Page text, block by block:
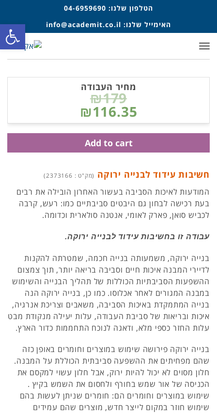
הטלפון שלנו: 04-6959690
האימייל שלנו: info@academit.co.il
תפריט
חשיבות עידוד לבנייה ירוקה (מק"ט : 2373166)
המודעות לאיכות הסביבה בעשור האחרון הובילה את רבים
בעת רכישה לבחון גם היבטים סביבתיים כמו: רעש, קרבה
לכביש סואן, פארק לאומי, אנטנה סולארית וכדומה.
עבודה זו בחשיבות עידוד לבנייה ירוקה.
בנייה ירוקה, משמעותה בנייה חכמה, שמטרתה להקנות
לדיירי המבנה איכות חיים וסביבה בריאה יותר, תוך צמצום
ההשפעות הסביבתיות הכוללות של תהליך הבנייה והשימוש
במבנה המגורים לאחר אכלוסו. כמו כן, בנייה ירוקה הנה
בנייה המתמקדת באיכות הסביבה, משאבים וצריכת אנרגיה,
איכות ובריאות של סביבת העבודה, עלות יעילה מנקודת מבט
עלות החזר כספי מלא, ודאגה לנוכח התחממות כדור הארץ.
בנייה ירוקה פירושה שימוש במוצרים וחומרים באופן כזה
שהם מפחיתים את ההשפעה סביבתית הכוללת על המבנה.
חלון מסוים לא יכול להיות ירוק, אבל חלון עשוי למקסם את
הכניסה של אור שמש בחורף ולחסום את השמש בקיץ .
שימוש במוצרים וחומרים הם: חומרים שניתן לעשות בהם
שימוש חוזר במקום לייצר חדש, מוצרים שהם עמידים
מחיר העבודה
₪179
₪116.35
Add to cart
פתח